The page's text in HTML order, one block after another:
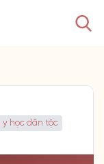
y học dân tộc